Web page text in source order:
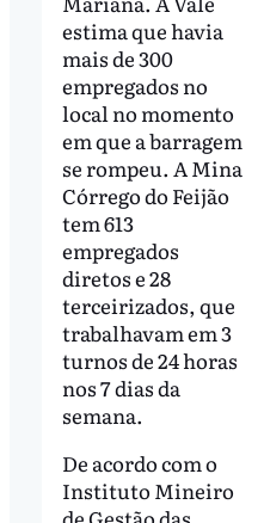
estima que havia
mais de 300
empregados no
local no momento
em que a barragem
se rompeu. A Mina
Córrego do Feijão
tem 613
empregados
diretos e 28
terceirizados, que
trabalhavam em 3
turnos de 24 horas
nos 7 dias da
semana.
De acordo com o
Instituto Mineiro